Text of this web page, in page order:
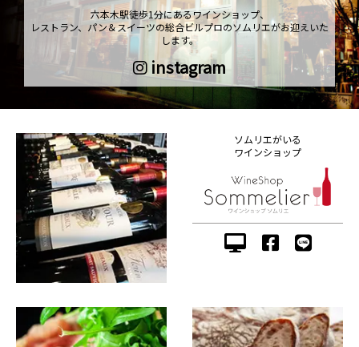
六本木駅徒歩1分にあるワインショップ、
レストラン、パン＆スイーツの総合ビルプロのソムリエがお迎えいた
します。
instagram
ソムリエがいる
ワインショップ